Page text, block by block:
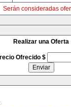
Serán consideradas
Realizar una Oferta
Ofrecido $